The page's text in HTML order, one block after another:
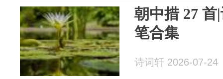
朝中措 27 首
笔合集
诗词轩 2026-07-24